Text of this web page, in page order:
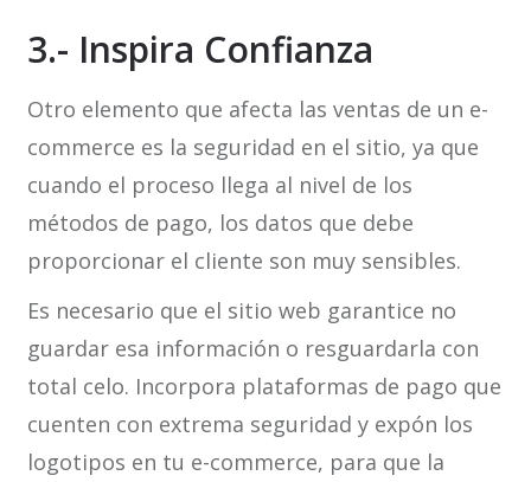
3.- Inspira Confianza
Otro elemento que afecta las ventas de un e-
commerce es la seguridad en el sitio, ya que
cuando el proceso llega al nivel de los
métodos de pago, los datos que debe
proporcionar el cliente son muy sensibles.
Es necesario que el sitio web garantice no
guardar esa información o resguardarla con
total celo. Incorpora plataformas de pago que
cuenten con extrema seguridad y expón los
logotipos en tu e-commerce, para que la